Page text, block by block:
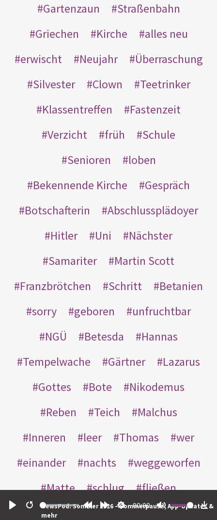
Restart
00:00
NewsPod: Sommer 2026 – Sommerpause, App-Updates &
mehr
Gartenzaun
Straßenbahn
Griechen
Kirche
alles neu
erwischt
Neujahr
Überraschung
Silvester
Clown
Teetrinker
Klassentreffen
Fastenzeit
Verzicht
früh
Schule
Senioren
loben
Bekennende Kirche
Gespräch
Botschafterin
Abschlussplädoyer
Hitler
Uni
Nächster
Samariter
Martin Scott
Franzbrötchen
Schritt
Betanien
sorry
geboren
unfruchtbar
NGÜ
Betesda
Hannas
Tempelwache
Gärtner
Lazarus
Gottes
Bote
Nikodemus
Reben
Teich
Malchus
Inneren
leer Thomas
wer
einander
nachts
weggeworfen
Matte
schlug
fließen
Rabbuni
Martha Opferlamm